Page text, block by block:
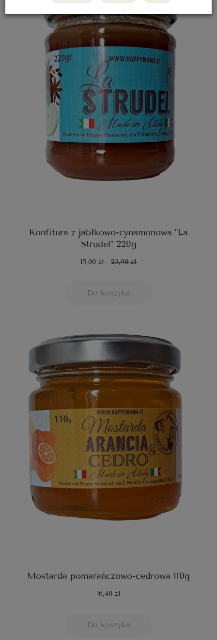
Konfitura z jabłkowo-cynamonowa "La
Strudel" 220g
15,00 zł 23,90 zł
Do koszyka
Mostarda pomarańczowo-cedrowa 110g
16,40 zł
Do koszyka